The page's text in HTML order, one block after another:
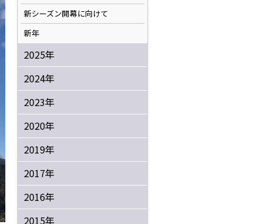
新シーズン開幕に向けて
新年
2025年
2024年
2023年
2020年
2019年
2017年
2016年
2015年